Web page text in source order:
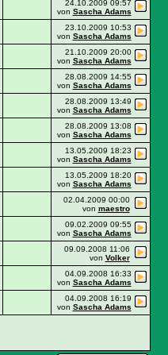
24.10.2009 09:57
von Sascha Adams
23.10.2009 10:53
von Sascha Adams
21.10.2009 20:00
von Sascha Adams
28.08.2009 14:55
von Sascha Adams
28.08.2009 13:49
von Sascha Adams
28.08.2009 13:08
von Sascha Adams
13.05.2009 18:23
von Sascha Adams
13.05.2009 18:20
von Sascha Adams
02.04.2009 00:00
von maestro
09.02.2009 09:55
von Sascha Adams
09.09.2008 11:06
von Volker
04.09.2008 16:33
von Sascha Adams
04.09.2008 16:19
von Sascha Adams